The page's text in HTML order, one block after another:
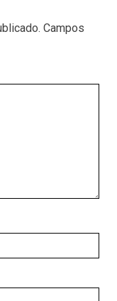
Campos